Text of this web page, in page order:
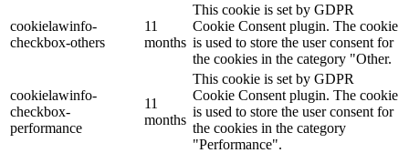
cookielawinfo-
checkbox-others
11
months
This cookie is set by GDPR
Cookie Consent plugin. The cookie
is used to store the user consent for
the cookies in the category "Other.
cookielawinfo-
checkbox-
performance
11
months
This cookie is set by GDPR
Cookie Consent plugin. The cookie
is used to store the user consent for
the cookies in the category
"Performance".